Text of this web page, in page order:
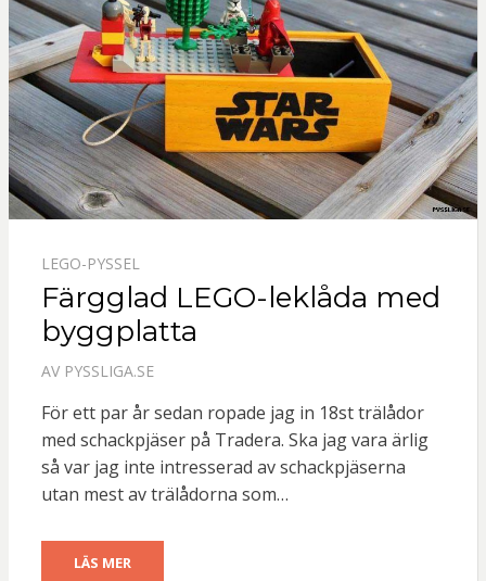
LEGO-PYSSEL
Färgglad LEGO-leklåda med
byggplatta
AV PYSSLIGA.SE
För ett par år sedan ropade jag in 18st trälådor
med schackpjäser på Tradera. Ska jag vara ärlig
så var jag inte intresserad av schackpjäserna
utan mest av trälådorna som…
LÄS MER